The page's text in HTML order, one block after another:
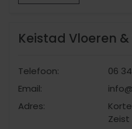
Keistad Vloeren
Telefoon:
06
Email:
Adres:
Zeist